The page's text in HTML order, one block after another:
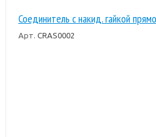
Соединитель с накид. гайкой
Арт. CRAS0002